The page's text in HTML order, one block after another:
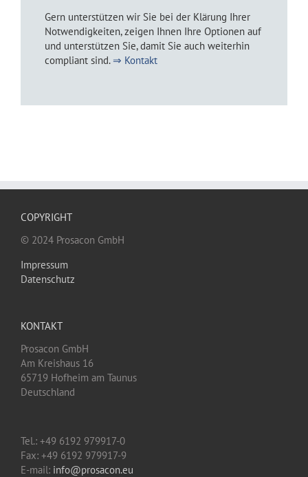
Gern unterstützen wir Sie bei der Klärung Ihrer
Notwendigkeiten, zeigen Ihnen Ihre Optionen auf
und unterstützen Sie, damit Sie auch weiterhin
compliant sind. ⇒ Kontakt
COPYRIGHT
© 2024 Prosacon GmbH
Impressum
Datenschutz
KONTAKT
Prosacon GmbH
Am Kreishaus 16
65719 Hofheim am Taunus
Deutschland
Tel.: +49 6192 979917-0
Fax: +49 6192 979917-9
E-mail: info@prosacon.eu